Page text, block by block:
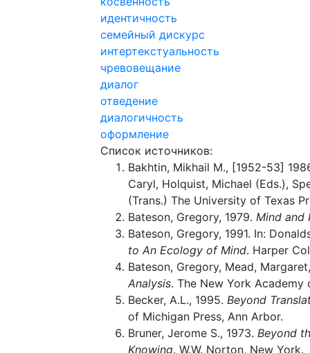
идентичность
семейный дискурс
интертекстуальность
чревовещание
диалог
отведение
диалогичность
оформление
Список источников:
Bakhtin, Mikhail M., [1952-53]
Caryl, Holquist, Michael (Eds.),
(Trans.) The University of Texas
Bateson, Gregory, 1979. Mind and
Bateson, Gregory, 1991. In:
to An Ecology of Mind. Harper
Bateson, Gregory, Mead,
Analysis. The New York Academy
Becker, A.L., 1995. Beyond
of Michigan Press, Ann Arbor.
Bruner, Jerome S., 1973. Beyond
Knowing. W.W. Norton, New York.